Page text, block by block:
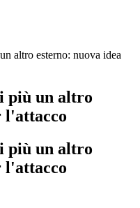
altro esterno: nuova idea
più un altro
l'attacco
più un altro
l'attacco